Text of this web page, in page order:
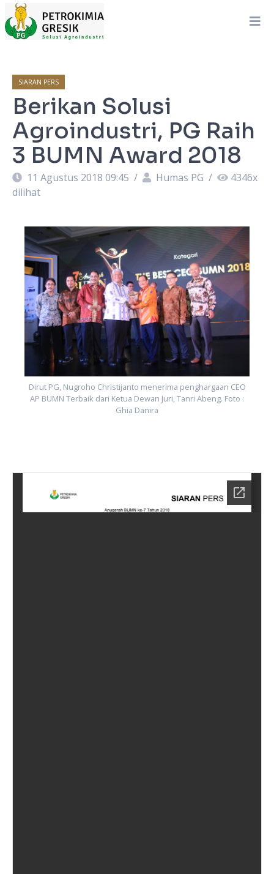
SIARAN PERS
Berikan Solusi
Agroindustri, PG Raih
3 BUMN Award 2018
11 Agustus 2018 09:45 / Humas PG / 4346x
dilihat
Dirut PG, Nugroho Christijanto menerima penghargaan CEO
AP BUMN Terbaik dari Ketua Dewan Juri, Tanri Abeng. Foto :
Ghia Danira